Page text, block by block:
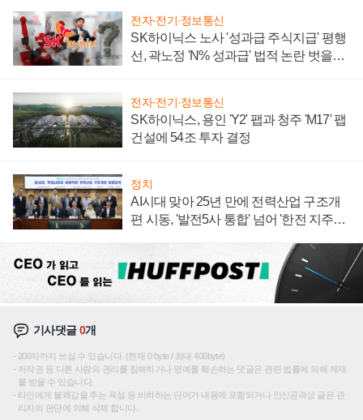
전자·전기·정보통신
SK하이닉스 노사 '성과급 주식지급' 평행
선, 곽노정 'N% 성과급' 법적 논란 벗을지
전자·전기·정보통신
SK하이닉스, 용인 'Y2' 팹과 청주 'M17' 팹
건설에 54조 투자 결정
정치
AI시대 맞아 25년 만에 전력산업 구조개
편 시동, '발전5사 통합' 넘어 '한전 지주사'
기사댓글0개
200자까지 쓰실 수 있습니다. (현재 0 byte / 최대 400byte)
저작권 등 다른 사람의 권리를 침해하거나 명예를 훼손하는 댓글은 관련 법률에 의해 제재
를 받을 수 있습니다.
타인에게 불쾌감을 주는 욕설 등 비하하는 단어가 내용에 포함되거나 인신공격성 글은 관
리자의 판단에 의해 삭제 합니다.